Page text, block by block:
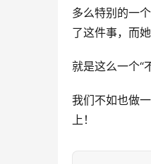
多么特别的一
了这件事，而
就是这么一个“
我们不如也做
上！